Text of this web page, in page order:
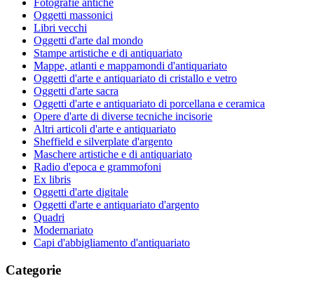
Fotografie antiche
Oggetti massonici
Libri vecchi
Oggetti d'arte dal mondo
Stampe artistiche e di antiquariato
Mappe, atlanti e mappamondi d'antiquariato
Oggetti d'arte e antiquariato di cristallo e vetro
Oggetti d'arte sacra
Oggetti d'arte e antiquariato di porcellana e ceramica
Opere d'arte di diverse tecniche incisorie
Altri articoli d'arte e antiquariato
Sheffield e silverplate d'argento
Maschere artistiche e di antiquariato
Radio d'epoca e grammofoni
Ex libris
Oggetti d'arte digitale
Oggetti d'arte e antiquariato d'argento
Quadri
Modernariato
Capi d'abbigliamento d'antiquariato
Categorie